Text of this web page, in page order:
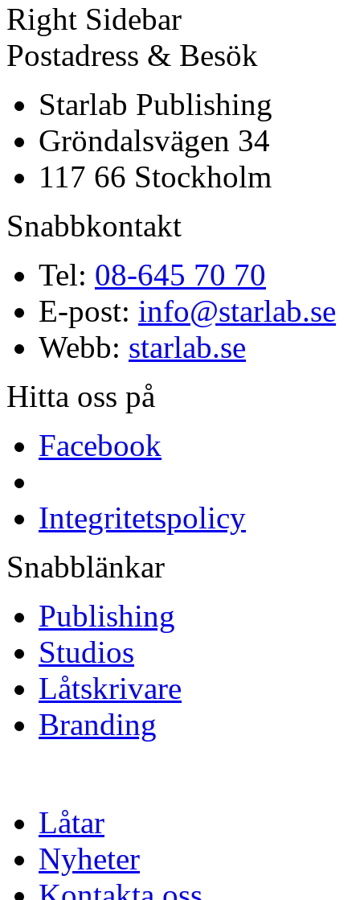
Right Sidebar
Postadress & Besök
Starlab Publishing
Gröndalsvägen 34
117 66 Stockholm
Snabbkontakt
Tel: 08-645 70 70
E-post: info@starlab.se
Webb: starlab.se
Hitta oss på
Facebook
Integritetspolicy
Snabblänkar
Publishing
Studios
Låtskrivare
Branding
Låtar
Nyheter